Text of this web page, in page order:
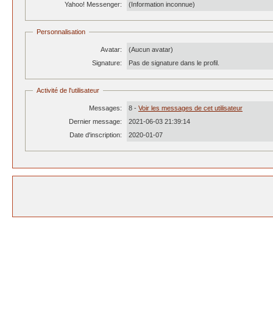
Yahoo! Messenger:
(Information inconnue)
Personnalisation
Avatar:
(Aucun avatar)
Signature:
Pas de signature dans le profil.
Activité de l'utilisateur
Messages: 8 - Voir les messages de cet utilisateur
Dernier message:
2021-06-03 21:39:14
Date d'inscription:
2020-01-07